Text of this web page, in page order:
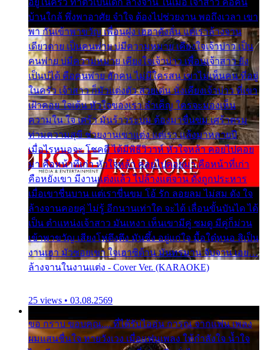
บ้านใกล้ พึ่งพาอาศัย จำใจ ต้องไปช่วยงาน พอถึงเวลา เขา
พา กันเข้าพาขวัญ เพื่อนฝูง เฮฮาดังลั่น แต่เราล้างจาน
เดียวดาย เป็นคนพ่าย บ่มีความหมาย เคียงใจเจ้าบ่าว เป็น
คนพ่าย บ่มีความหมาย เคียงใจเจ้าบ่าว เพื่อนเจ้าสาว ยัง
เป็นบ่ได้ คือคนพ่าย ฮักคน ไม่มีใครสน เขาไม่เห็นคน ที่อยู่
ในครัว เจ้าสาว ก็มัวแต่งตัว สวยเด่น นั่งเคียงเจ้าบ่าว ที่เขา
เฝ้าคอย ใจเต้น หัวใจของเรา ลำเค็ญ ใครจะมองเห็น
ความใน ใจ เศร้า มันร้าวระบม ต้องมาขื่นขม เศร้าตรม
ท่ามความสุขี ช่วยงานเขาแต่ง แต่เรา แล้งมาหลายปี
เมื่อไรหนอจะ โชคดี ได้มีพิธีวิวาห์ หัวใจหล้า คอยไปคอย
มา คือหน้าที่เก่า หัวใจหล้า คอยไปคอยมา คือหน้าที่เก่า
คือหยังเขา มีงานแต่งแล้ว ไปล้างแต่จาน ดั่งถูกประหาร
เมื่อเขาชื่นบาน แต่เราขื่นขม โอ้ รัก ลอยลม ไม่สม ดัง ใจ
ล้างจานคอยคู่ ไม่รู้ อีกนานเท่าใด จะได้ เลื่อนขั้นบันได ได้
เป็น ตำแหน่งเจ้าสาว มันเหงา เห็นเขามีคู่ ซมดู มีคู่ก็ม่วน
เข้าพาขวัญ เสียงโห่ตึงตึง มันซึ้ง อยู่แก่ใจ มื้อใด๋หนอ สิเป็น
งานเฮา มัวซอยเขา ใจเฮาซิด้าน มันทรมาน จับจาน เอย…
ล้างจานในงานแต่ง - Cover Ver. (KARAOKE)
25 views • 03.08.2569
ขอ กราบ ขอบคุณ.... ที่ได้รับไออุ่น การุณ จากแฟน เพลง
ผมแสนชื่นใจ หายวังเวง เมื่อแฟนเพลง ให้กำลังใจ น้ำใจ